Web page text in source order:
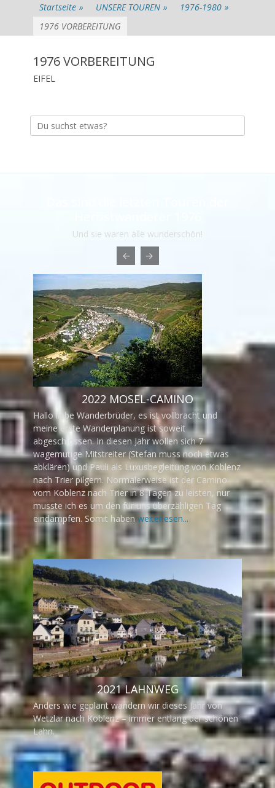
Startseite » UNSERE TOUREN » 1976-1980 »
1976 VORBEREITUNG
1976 VORBEREITUNG
EIFEL
Suche
nach:
Und sie waren alle wunderschön!
2022 MOSEL-CAMINO
Hallo liebe Wanderbrüder, es ist vollbracht und
meine erste Wanderplanung ist soweit
abgeschlossen. In diesen Jahr wollen sich 7
wagemutige Mitstreiter (Stefan muss noch etwas
abklären) und Pauli als Luxusbegleitung von Koblenz
nach Trier pilgern. Normalerweise ist der Camino
vom Koblenz nach Trier in 8 Tagen zu leisten, nur
musste ich es um den für uns überzähligen Tag
eindampfen. Somit haben weiterlesen...
2021 LAHNWEG
Anders wie geplant wandern wir dieses Jahr von
Wetzlar nach Koblenz – immer entlang der schönen
Lahn.